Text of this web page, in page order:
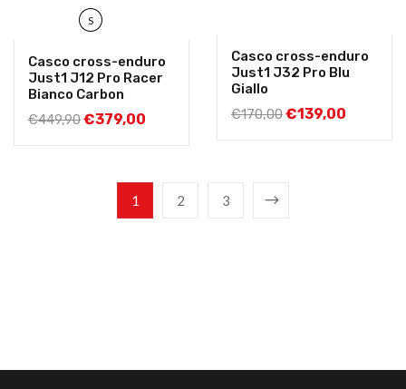
S
Casco cross-enduro
Just1 J12 Pro Racer
Bianco Carbon
€449,90€379,00
Casco cross-enduro
Just1 J32 Pro Blu
Giallo
€170,00€139,00
1 2 3